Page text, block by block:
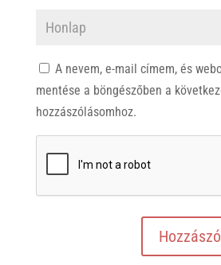
A nevem, e-mail címem, és
mentése a böngészőben a
hozzászólásomhoz.